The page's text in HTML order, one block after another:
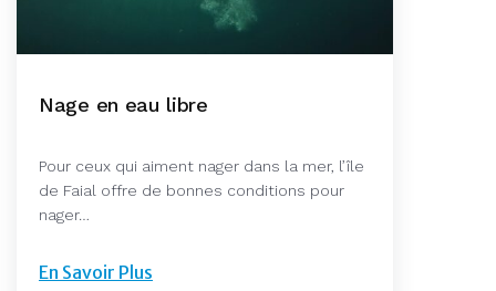
Nage en eau libre
Pour ceux qui aiment nager dans la mer, l’île
de Faial offre de bonnes conditions pour
nager…
En Savoir Plus